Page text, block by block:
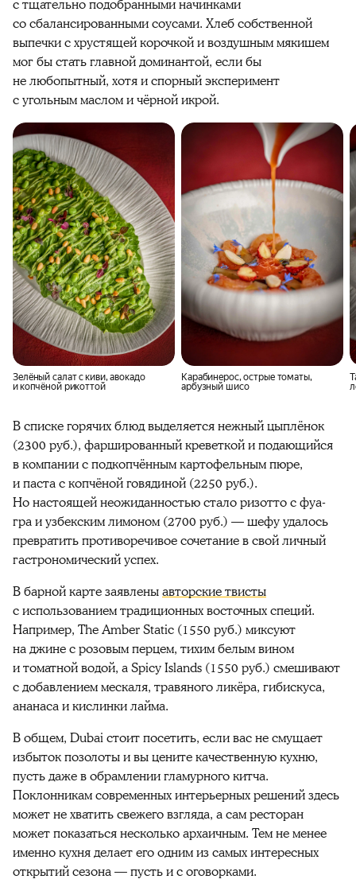
с тщательно подобранными начинками
со сбалансированными соусами. Хлеб собственной
выпечки с хрустящей корочкой и воздушным мякишем
мог бы стать главной доминантой, если бы
не любопытный, хотя и спорный эксперимент
с угольным маслом и чёрной икрой.
Зелёный салат с киви, авокадо
и копчёной рикоттой
Карабинерос, острые томаты,
арбузный шисо
В списке горячих блюд выделяется нежный цыплёнок
(2300 руб.), фаршированный креветкой и подающийся
в компании с подкопчённым картофельным пюре,
и паста с копчёной говядиной (2250 руб.).
Но настоящей неожиданностью стало ризотто с фуа-
гра и узбекским лимоном (2700 руб.) — шефу удалось
превратить противоречивое сочетание в свой личный
гастрономический успех.
В барной карте заявленыавторские твисты
с использованием традиционных восточных специй.
Например, The Amber Static (1550 руб.) миксуют
на джине с розовым перцем, тихим белым вином
и томатной водой, а Spicy Islands (1550 руб.) смешивают
с добавлением мескаля, травяного ликёра, гибискуса,
ананаса и кислинки лайма.
В общем, Dubai стоит посетить, если вас не смущает
избыток позолоты и вы цените качественную кухню,
пусть даже в обрамлении гламурного китча.
Поклонникам современных интерьерных решений здесь
может не хватить свежего взгляда, а сам ресторан
может показаться несколько архаичным. Тем не менее
именно кухня делает его одним из самых интересных
открытий сезона — пусть и с оговорками.